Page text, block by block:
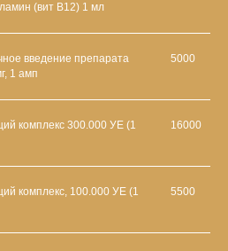
(вит В12) 1 мл
введение препарата
1 амп
5000
комплекс 300.000 УЕ (1
16000
комплекс, 100.000 УЕ (1
5500